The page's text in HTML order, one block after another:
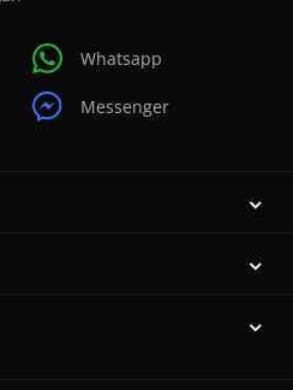
Whatsapp
Messenger